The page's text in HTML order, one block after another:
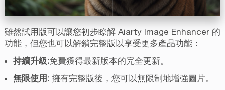
雖然試用版可以讓您初步瞭解 Aiarty Image Enhancer 的
功能，但您也可以解鎖完整版以享受更多產品功能：
持續升級:免費獲得最新版本的完全更新。
無限使用:擁有完整版後，您可以無限制地增強圖片。